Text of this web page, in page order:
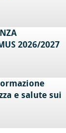
2026/2027
e salute sui